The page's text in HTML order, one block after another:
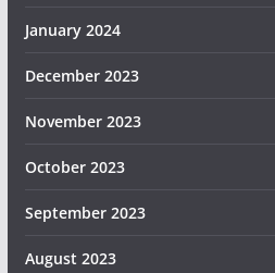
January 2024
December 2023
November 2023
October 2023
September 2023
August 2023